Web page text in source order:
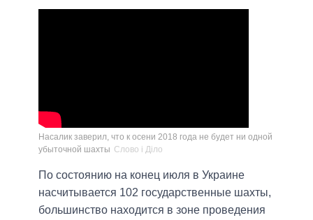
Насалик заверил, что к осени 2018 года не будет ни одной
убыточной шахты Слово і Діло
По состоянию на конец июля в Украине
насчитывается 102 государственные шахты,
большинство находится в зоне проведения